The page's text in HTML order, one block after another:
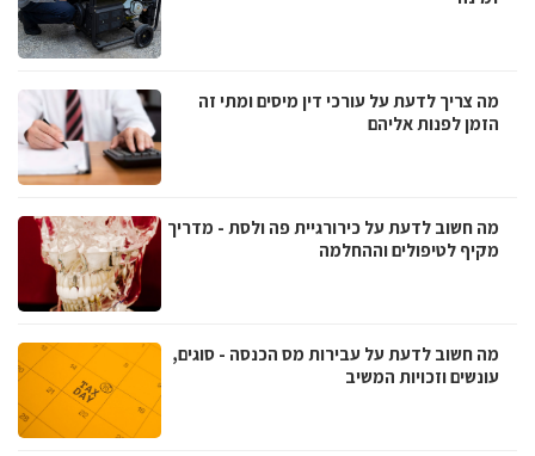
מה צריך לדעת על עורכי דין מיסים ומתי זה
הזמן לפנות אליהם
מה חשוב לדעת על כירורגיית פה ולסת - מדריך
מקיף לטיפולים וההחלמה
מה חשוב לדעת על עבירות מס הכנסה - סוגים,
עונשים וזכויות המשיב